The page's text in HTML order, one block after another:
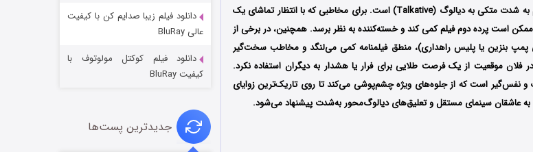
ریشه اثر یک نمایشنامه تئاتری است، فیلم به شدت متکی به دیالوگ (Talkative) است. برای مخاطبی که با انتظار تماشای یک
است پرده دوم فیلم کمی کند و خسته‌کننده به نظر برسد. همچنین، در برخی از
پمپ بنزین یا پلیس راهداری)، منطق فیلمنامه کمی می‌لنگد و مخاطب سخت‌گیر
فلان موقعیت از یک فرصت طلایی برای فرار یا هشدار به دیگران استفاده نکرد.
تاریک و نفس‌گیر است که از جلوه‌های ویژه چشم‌پوشی می‌کند تا روی تاریک‌ترین زوایای
به عاشقان سینمای مستقل و تعلیق‌های دیالوگ‌محور به‌شدت پیشنهاد می‌شود.
جادوگری در مغولستان
دانلود فیلم زیبا صدایم کن با کیفیت
عالی BluRay
دانلود فیلم کوکتل مولوتوف با
کیفیت BluRay
جدیدترین پست‌ها